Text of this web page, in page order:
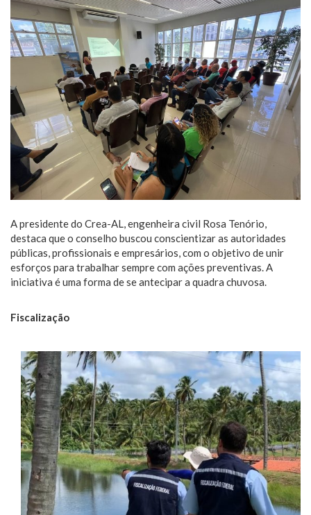
A presidente do Crea-AL, engenheira civil Rosa Tenório,
destaca que o conselho buscou conscientizar as autoridades
públicas, profissionais e empresários, com o objetivo de unir
esforços para trabalhar sempre com ações preventivas. A
iniciativa é uma forma de se antecipar a quadra chuvosa.
Fiscalização